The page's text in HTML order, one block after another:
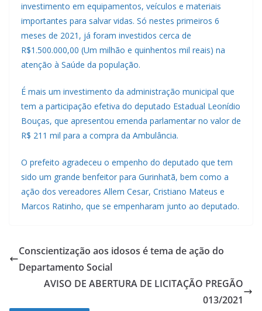
investimento em equipamentos, veículos e materiais
importantes para salvar vidas. Só nestes primeiros 6
meses de 2021, já foram investidos cerca de
R$1.500.000,00 (Um milhão e quinhentos mil reais) na
atenção à Saúde da população.
É mais um investimento da administração municipal que
tem a participação efetiva do deputado Estadual Leonídio
Bouças, que apresentou emenda parlamentar no valor de
R$ 211 mil para a compra da Ambulância.
O prefeito agradeceu o empenho do deputado que tem
sido um grande benfeitor para Gurinhatã, bem como a
ação dos vereadores Allem Cesar, Cristiano Mateus e
Marcos Ratinho, que se empenharam junto ao deputado.
Conscientização aos idosos é tema de ação do
Departamento Social
AVISO DE ABERTURA DE LICITAÇÃO PREGÃO
013/2021